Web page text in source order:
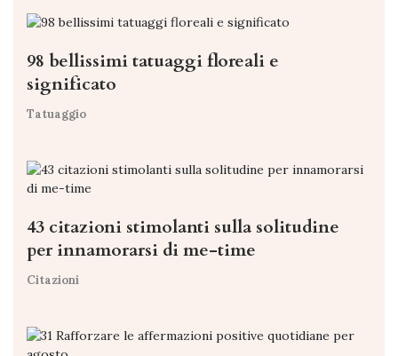
98 bellissimi tatuaggi floreali e
significato
Tatuaggio
43 citazioni stimolanti sulla solitudine
per innamorarsi di me-time
Citazioni